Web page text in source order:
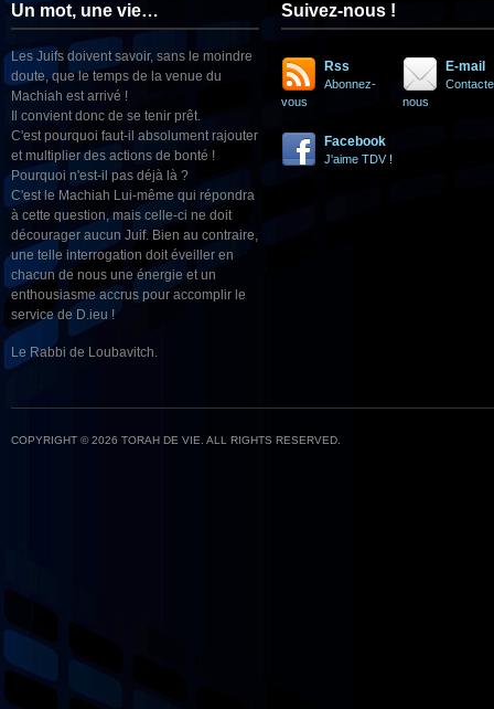
Un mot, une vie…
Les Juifs doivent savoir, sans le moindre
doute, que le temps de la venue du
Machiah est arrivé !
Il convient donc de se tenir prêt.
C'est pourquoi faut-il absolument rajouter
et multiplier des actions de bonté !
Pourquoi n'est-il pas déjà là ?
C'est le Machiah Lui-même qui répondra
à cette question, mais celle-ci ne doit
décourager aucun Juif. Bien au contraire,
une telle interrogation doit éveiller en
chacun de nous une énergie et un
enthousiasme accrus pour accomplir le
service de D.ieu !
Le Rabbi de Loubavitch.
Suivez-nous !
Rss
Abonnez-
vous
E-mail
nous
Facebook
J'aime TDV !
COPYRIGHT © 2026 TORAH DE VIE. ALL RIGHTS RESERVED.